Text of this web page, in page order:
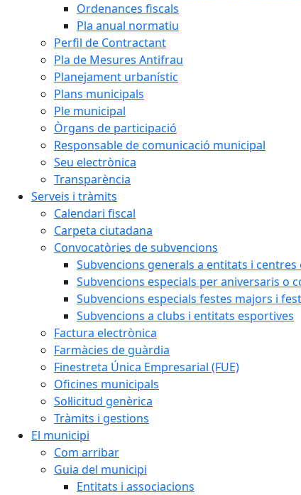
Ordenances fiscals
Pla anual normatiu
Perfil de Contractant
Pla de Mesures Antifrau
Planejament urbanístic
Plans municipals
Ple municipal
Òrgans de participació
Responsable de comunicació municipal
Seu electrònica
Transparència
Serveis i tràmits
Calendari fiscal
Carpeta ciutadana
Convocatòries de subvencions
Subvencions generals a entitats i centres
Subvencions especials per aniversaris o
Subvencions especials festes majors i
Subvencions a clubs i entitats esportives
Factura electrònica
Farmàcies de guàrdia
Finestreta Única Empresarial (FUE)
Oficines municipals
Sol·licitud genèrica
Tràmits i gestions
El municipi
Com arribar
Guia del municipi
Entitats i associacions